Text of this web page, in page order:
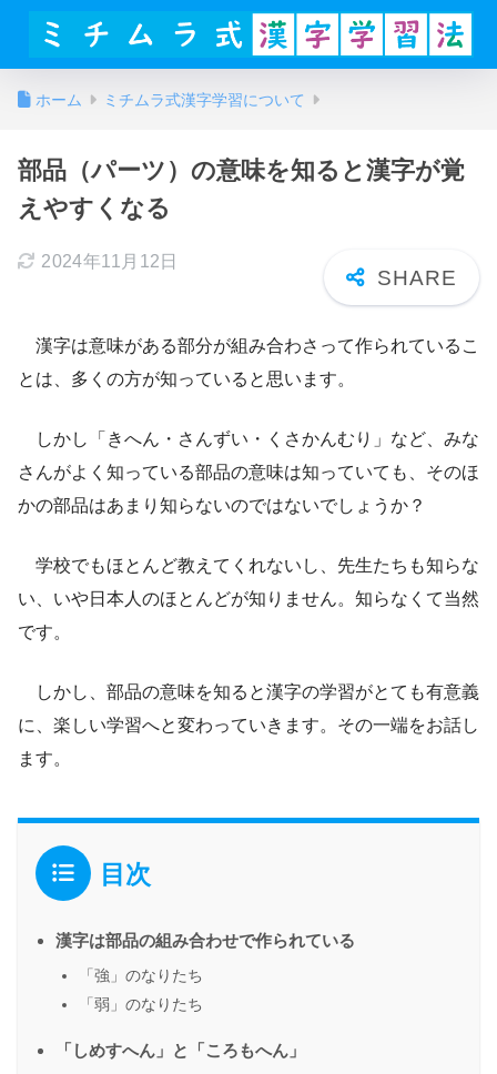
ホーム ミチムラ式漢字学習について
部品（パーツ）の意味を知ると漢字が覚
えやすくなる
2024年11月12日
漢字は意味がある部分が組み合わさって作られているこ
とは、多くの方が知っていると思います。
しかし「きへん・さんずい・くさかんむり」など、みな
さんがよく知っている部品の意味は知っていても、そのほ
かの部品はあまり知らないのではないでしょうか？
学校でもほとんど教えてくれないし、先生たちも知らな
い、いや日本人のほとんどが知りません。知らなくて当然
です。
しかし、部品の意味を知ると漢字の学習がとても有意義
に、楽しい学習へと変わっていきます。その一端をお話し
ます。
目次
漢字は部品の組み合わせで作られている
「強」のなりたち
「弱」のなりたち
「しめすへん」と「ころもへん」